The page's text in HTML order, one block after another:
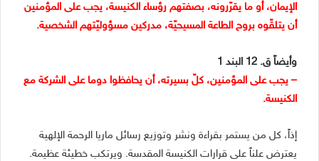
الإيمان، أو ما يقرّرونه، بصفتهم رؤساء الكنيسة، يجب على المؤمنين
أن يتلقّوه بروح الطاعة المسيحيّة، مدركين مسؤوليّتهم الشخصية.
وأيضاً ق. 12 البند 1
– يجب على المؤمنين، كلّ بسيرته، أن يحافظوا دوما على الشركة مع
الكنيسة.
إذاً، كل من يستمر بقراءة ونشر وتوزيع رسائل ماريا الرحمة الإلهية
يعترض علناً على قرارات الكنيسة المقدسة. ويرتكب خطيئة عظيمة.